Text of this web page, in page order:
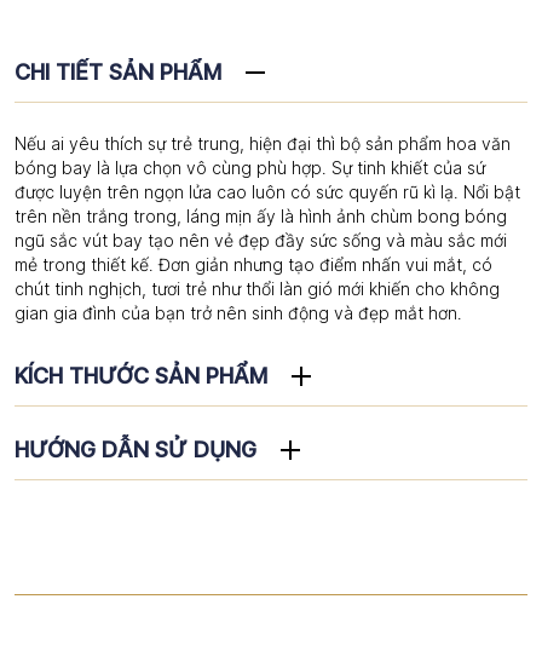
CHI TIẾT SẢN PHẨM
Nếu ai yêu thích sự trẻ trung, hiện đại thì bộ sản phẩm hoa văn
bóng bay là lựa chọn vô cùng phù hợp. Sự tinh khiết của sứ
được luyện trên ngọn lửa cao luôn có sức quyến rũ kì lạ. Nổi bật
trên nền trắng trong, láng mịn ấy là hình ảnh chùm bong bóng
ngũ sắc vút bay tạo nên vẻ đẹp đầy sức sống và màu sắc mới
mẻ trong thiết kế. Đơn giản nhưng tạo điểm nhấn vui mắt, có
chút tinh nghịch, tươi trẻ như thổi làn gió mới khiến cho không
gian gia đình của bạn trở nên sinh động và đẹp mắt hơn.
KÍCH THƯỚC SẢN PHẨM
HƯỚNG DẪN SỬ DỤNG